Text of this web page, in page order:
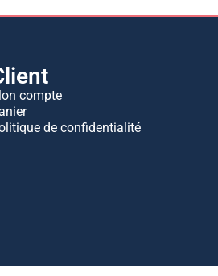
compte
de confidentialité